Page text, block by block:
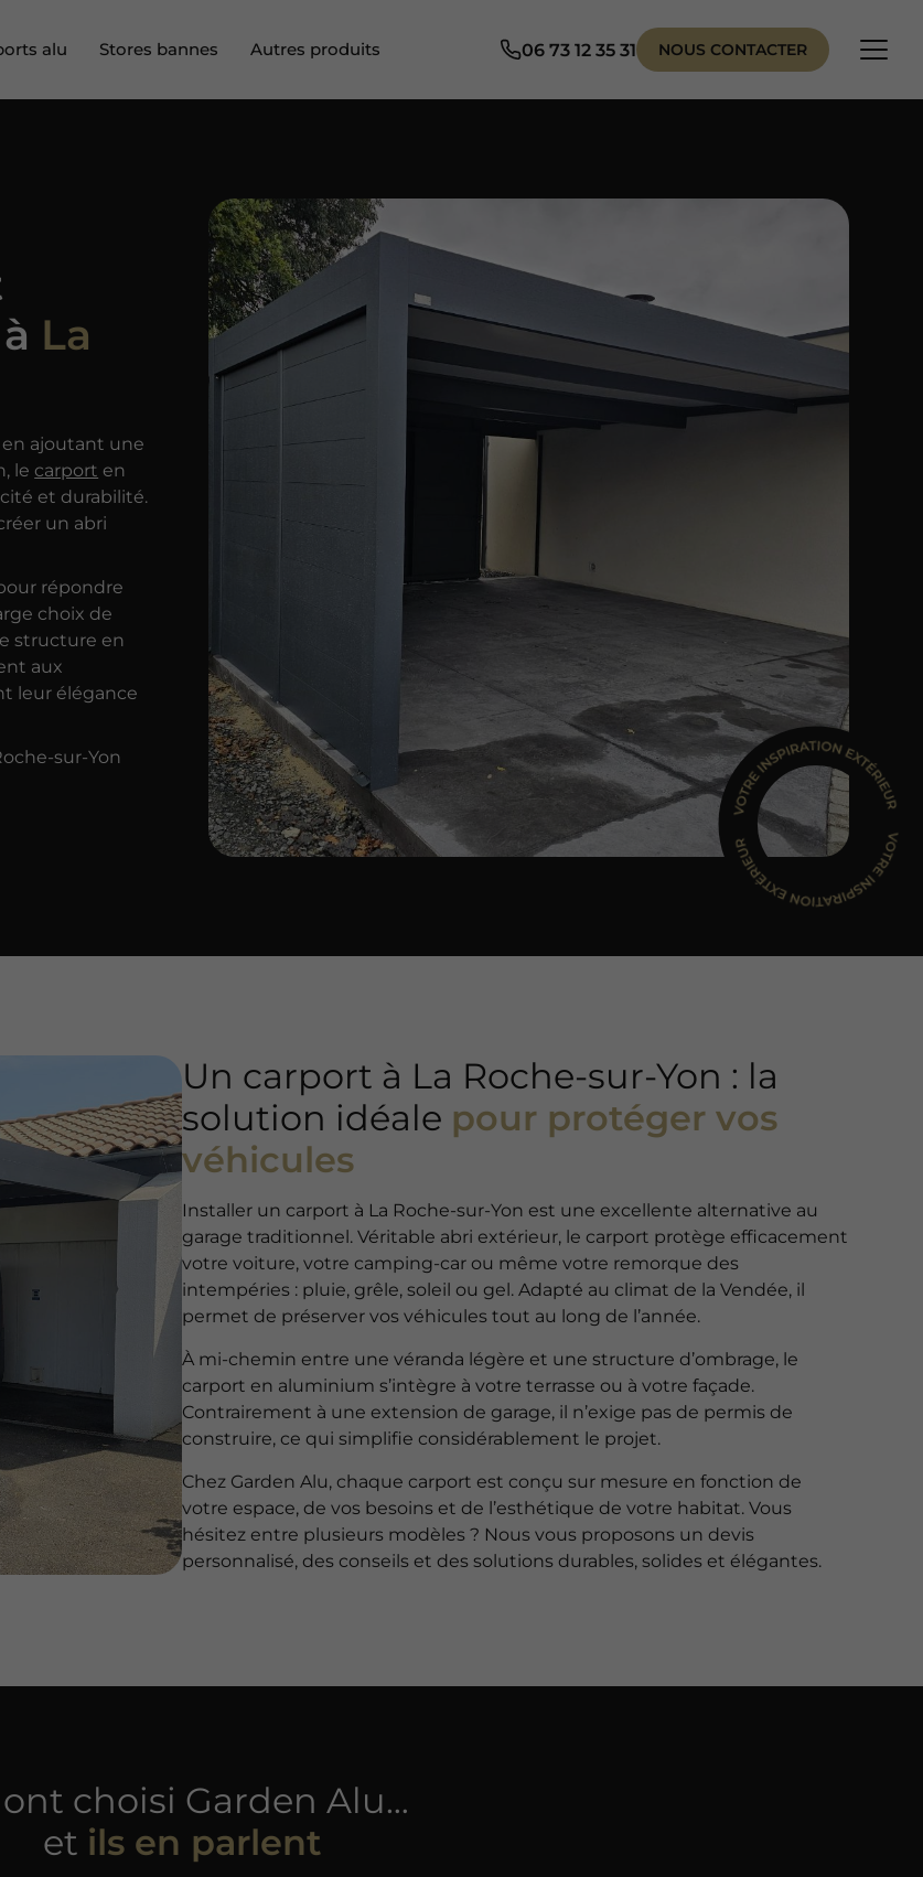
06 73 12 35 31 NOUS CONTACTER
alu Stores bannes Autres produits
Brise vue
Clôture
Voile d’ombrage
La
ajoutant une
le carport en
et durabilité.
un abri
répondre
choix de
structure en
aux
leur élégance
sur-Yon
Un carport à La Roche-sur-Yon : la
solution idéale pour protéger vos
véhicules
Installer un carport à La Roche-sur-Yon est une excellente alternative au
garage traditionnel. Véritable abri extérieur, le carport protège efficacement
votre voiture, votre camping-car ou même votre remorque des
intempéries : pluie, grêle, soleil ou gel. Adapté au climat de la Vendée, il
permet de préserver vos véhicules tout au long de l’année.
À mi-chemin entre une véranda légère et une structure d’ombrage, le
carport en aluminium s’intègre à votre terrasse ou à votre façade.
Contrairement à une extension de garage, il n’exige pas de permis de
construire, ce qui simplifie considérablement le projet.
Chez Garden Alu, chaque carport est conçu sur mesure en fonction de
votre espace, de vos besoins et de l’esthétique de votre habitat. Vous
hésitez entre plusieurs modèles ? Nous vous proposons un devis
personnalisé, des conseils et des solutions durables, solides et élégantes.
ont choisi Garden Alu…
et ils en parlent